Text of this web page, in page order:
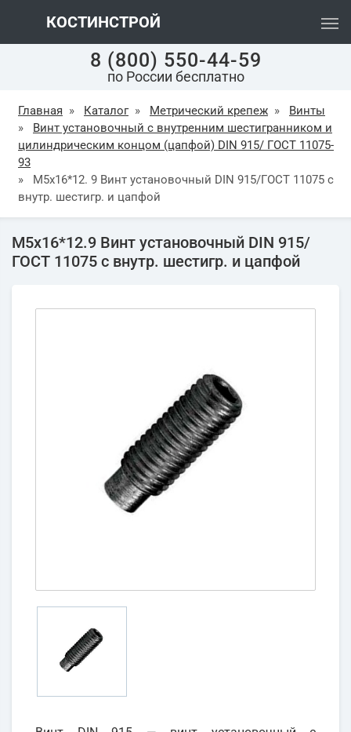
КОСТИНСТРОЙ
8 (800) 550-44-59
по России бесплатно
Главная » Каталог » Метрический крепеж »
Винты
»
Винт установочный с внутренним шестигранником и
цилиндрическим концом (цапфой) DIN 915/ ГОСТ 11075-
93
»
М5х16*12. 9 Винт установочный DIN 915/ГОСТ 11075 с
внутр. шестигр. и цапфой
М5х16*12.9 Винт установочный DIN 915/
ГОСТ 11075 с внутр. шестигр. и цапфой